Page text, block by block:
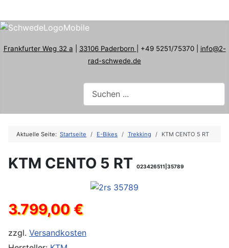
Frankfurter Weg 32 a 33106 Paderborn | +49 5251/75370 | info@2-
rad-schwede.de
Aktuelle Seite: Startseite E-Bikes Trekking KTM CENTO 5 RT
KTM CENTO 5 RT 023426511|35789
3.799,00 €
zzgl. Versandkosten